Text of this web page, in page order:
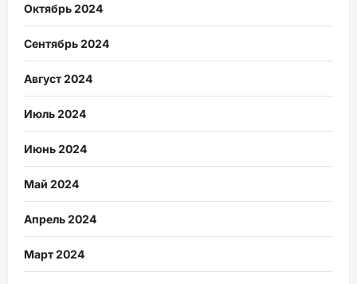
Октябрь 2024
Сентябрь 2024
Август 2024
Июль 2024
Июнь 2024
Май 2024
Апрель 2024
Март 2024